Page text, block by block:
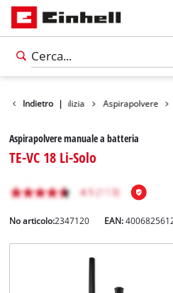
Indietro |
per la pulizia Aspirapolvere
Aspirapolvere manuale a batteria
TE-VC 18 Li-Solo
No articolo:2347120 EAN: